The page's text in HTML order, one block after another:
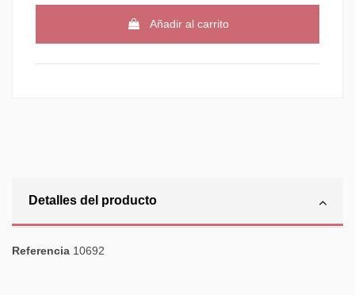
Añadir al carrito
Detalles del producto
Referencia 10692